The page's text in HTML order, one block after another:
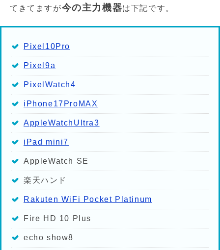
てきてますが今の主力機器は下記です。
Pixel10Pro
Pixel9a
PixelWatch4
iPhone17ProMAX
AppleWatchUltra3
iPad mini7
AppleWatch SE
楽天ハンド
Rakuten WiFi Pocket Platinum
Fire HD 10 Plus
echo show8